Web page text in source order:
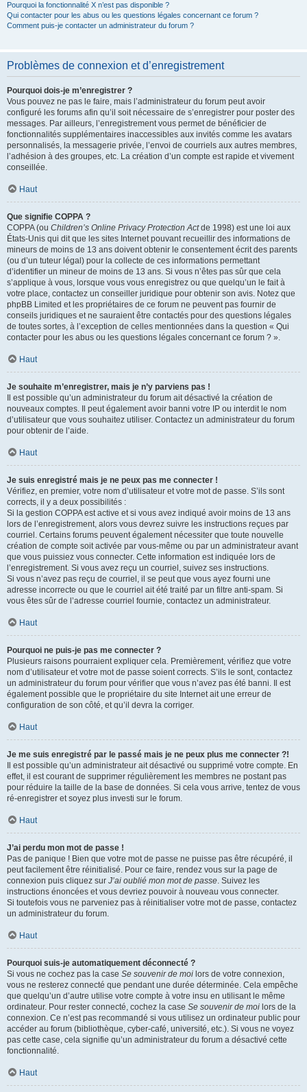
Pourquoi la fonctionnalité X n’est pas disponible ?
Qui contacter pour les abus ou les questions légales concernant ce forum ?
Comment puis-je contacter un administrateur du forum ?
Problèmes de connexion et d’enregistrement
Pourquoi dois-je m’enregistrer ?
Vous pouvez ne pas le faire, mais l’administrateur du forum peut avoir
configuré les forums afin qu’il soit nécessaire de s’enregistrer pour poster des
messages. Par ailleurs, l’enregistrement vous permet de bénéficier de
fonctionnalités supplémentaires inaccessibles aux invités comme les avatars
personnalisés, la messagerie privée, l’envoi de courriels aux autres membres,
l’adhésion à des groupes, etc. La création d’un compte est rapide et vivement
conseillée.
Haut
Que signifie COPPA ?
COPPA (ou Children’s Online Privacy Protection Actde 1998) est une loi aux
États-Unis qui dit que les sites Internet pouvant recueillir des informations de
mineurs de moins de 13 ans doivent obtenir le consentement écrit des parents
(ou d’un tuteur légal) pour la collecte de ces informations permettant
d’identifier un mineur de moins de 13 ans. Si vous n’êtes pas sûr que cela
s’applique à vous, lorsque vous vous enregistrez ou que quelqu’un le fait à
votre place, contactez un conseiller juridique pour obtenir son avis. Notez que
phpBB Limited et les propriétaires de ce forum ne peuvent pas fournir de
conseils juridiques et ne sauraient être contactés pour des questions légales
de toutes sortes, à l’exception de celles mentionnées dans la question « Qui
contacter pour les abus ou les questions légales concernant ce forum ? ».
Haut
Je souhaite m’enregistrer, mais je n’y parviens pas !
Il est possible qu’un administrateur du forum ait désactivé la création de
nouveaux comptes. Il peut également avoir banni votre IP ou interdit le nom
d’utilisateur que vous souhaitez utiliser. Contactez un administrateur du forum
pour obtenir de l’aide.
Haut
Je suis enregistré mais je ne peux pas me connecter !
Vérifiez, en premier, votre nom d’utilisateur et votre mot de passe. S’ils sont
corrects, il y a deux possibilités :
Si la gestion COPPA est active et si vous avez indiqué avoir moins de 13 ans
lors de l’enregistrement, alors vous devrez suivre les instructions reçues par
courriel. Certains forums peuvent également nécessiter que toute nouvelle
création de compte soit activée par vous-même ou par un administrateur avant
que vous puissiez vous connecter. Cette information est indiquée lors de
l’enregistrement. Si vous avez reçu un courriel, suivez ses instructions.
Si vous n’avez pas reçu de courriel, il se peut que vous ayez fourni une
adresse incorrecte ou que le courriel ait été traité par un filtre anti-spam. Si
vous êtes sûr de l’adresse courriel fournie, contactez un administrateur.
Haut
Pourquoi ne puis-je pas me connecter ?
Plusieurs raisons pourraient expliquer cela. Premièrement, vérifiez que votre
nom d’utilisateur et votre mot de passe soient corrects. S’ils le sont, contactez
un administrateur du forum pour vérifier que vous n’avez pas été banni. Il est
également possible que le propriétaire du site Internet ait une erreur de
configuration de son côté, et qu’il devra la corriger.
Haut
Je me suis enregistré par le passé mais je ne peux plus me connecter ?!
Il est possible qu’un administrateur ait désactivé ou supprimé votre compte. En
effet, il est courant de supprimer régulièrement les membres ne postant pas
pour réduire la taille de la base de données. Si cela vous arrive, tentez de vous
ré-enregistrer et soyez plus investi sur le forum.
Haut
J’ai perdu mon mot de passe !
Pas de panique ! Bien que votre mot de passe ne puisse pas être récupéré, il
peut facilement être réinitialisé. Pour ce faire, rendez vous sur la page de
connexion puis cliquez sur J’ai oublié mon mot de passe. Suivez les
instructions énoncées et vous devriez pouvoir à nouveau vous connecter.
Si toutefois vous ne parveniez pas à réinitialiser votre mot de passe, contactez
un administrateur du forum.
Haut
Pourquoi suis-je automatiquement déconnecté ?
Si vous ne cochez pas la case Se souvenir de moi lors de votre connexion,
vous ne resterez connecté que pendant une durée déterminée. Cela empêche
que quelqu’un d’autre utilise votre compte à votre insu en utilisant le même
ordinateur. Pour rester connecté, cochez la case Se souvenir de moi lors de la
connexion. Ce n’est pas recommandé si vous utilisez un ordinateur public pour
accéder au forum (bibliothèque, cyber-café, université, etc.). Si vous ne voyez
pas cette case, cela signifie qu’un administrateur du forum a désactivé cette
fonctionnalité.
Haut